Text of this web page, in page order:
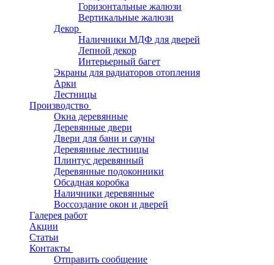
Горизонтальные жалюзи
Вертикальные жалюзи
Декор
Наличники МДФ для дверей
Лепной декор
Интерьерный багет
Экраны для радиаторов отопления
Арки
Лестницы
Производство
Окна деревянные
Деревянные двери
Двери для бани и сауны
Деревянные лестницы
Плинтус деревянный
Деревянные подоконники
Обсадная коробка
Наличники деревянные
Воссоздание окон и дверей
Галерея работ
Акции
Статьи
Контакты
Отправить сообщение